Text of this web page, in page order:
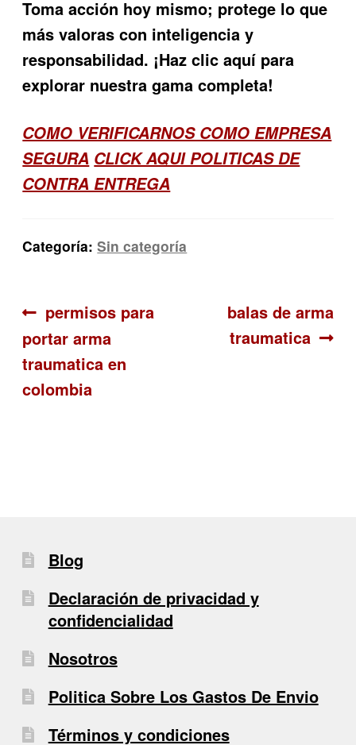
Toma acción hoy mismo; protege lo que
más valoras con inteligencia y
responsabilidad. ¡Haz clic aquí para
explorar nuestra gama completa!
COMO VERIFICARNOS COMO EMPRESA
SEGURA CLICK AQUI POLITICAS DE
CONTRA ENTREGA
Categoría:Sin categoría
Navegación
de
entradas
Anterior:
permisos para
portar arma
traumatica en
colombia
Siguiente:
balas de arma
traumatica
Blog
Declaración de privacidad y
confidencialidad
Nosotros
Politica Sobre Los Gastos De Envio
Términos y condiciones